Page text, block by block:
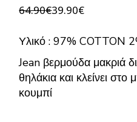
64.90€
Original
was:
64.90€.
39.90€
Η
τιμή
είναι:
39.90€.
Υλικό : 97% COTTON
Jean βερμούδα μακριά
θηλάκια και κλείνει
κουμπί